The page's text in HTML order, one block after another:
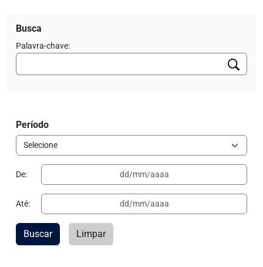
Busca
Palavra-chave:
Período
De:
Até:
Buscar Limpar